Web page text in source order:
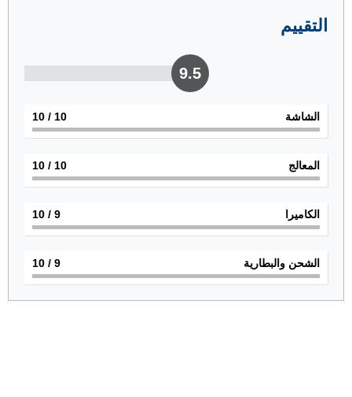
التقييم
9.5
الشاشة 10
/ 10
المعالج 10
/ 10
الكاميرا 9
/ 10
الشحن والبطارية 9
/ 10